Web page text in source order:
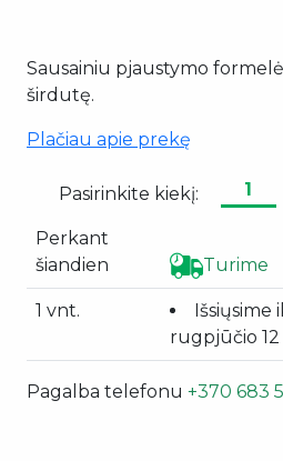
Sausainiu pjaustymo
širdutę.
Plačiau apie prekę
Pasirinkite kiekį:
Perkant
šiandien
Turime
1 vnt.
Išsiųsime
rugpjūčio 12
Pagalba telefonu +370 683